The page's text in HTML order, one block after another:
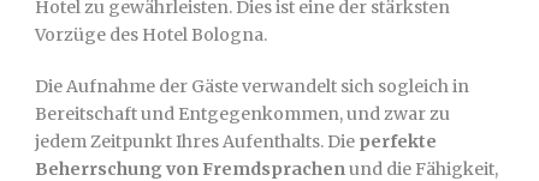
Hotel zu gewährleisten. Dies ist eine der stärksten
Vorzüge des Hotel Bologna.
Die Aufnahme der Gäste verwandelt sich sogleich in
Bereitschaft und Entgegenkommen, und zwar zu
jedem Zeitpunkt Ihres Aufenthalts. Die perfekte
Beherrschung von Fremdsprachenund die Fähigkeit,